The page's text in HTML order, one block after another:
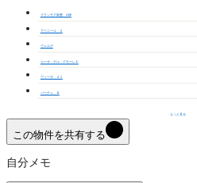
グランモア新豊 A棟
アベニール Ａ
ヴェルデ
カーサ・デル・アモーレＥ
ヴィーダ ４１
パーチェ Ｂ
もっと見る
この物件を共有する
自分メモ